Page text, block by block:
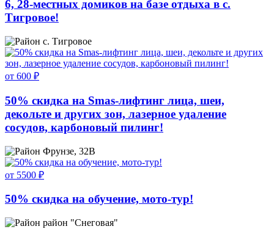
6, 28-местных домиков на базе отдыха в с.
Тигровое!
с. Тигровое
от 600 ₽
50% скидка на Smas-лифтинг лица, шеи,
декольте и других зон, лазерное удаление
сосудов, карбоновый пилинг!
Фрунзе, 32В
от 5500 ₽
50% скидка на обучение, мото-тур!
район "Снеговая"